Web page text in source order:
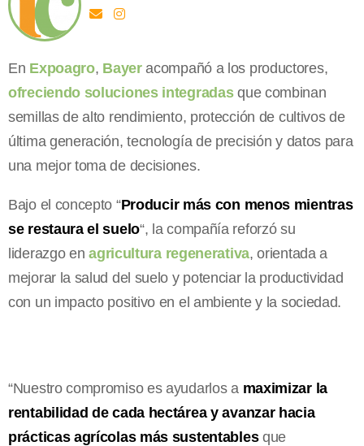
En Expoagro, Bayeracompañó a los productores,
ofreciendo soluciones integradasque combinan
semillas de alto rendimiento, protección de cultivos de
última generación, tecnología de precisión y datos para
una mejor toma de decisiones.
Bajo el concepto “Producir más con menos mientras
se restaura el suelo“, la compañía reforzó su
liderazgo enagricultura regenerativa, orientada a
mejorar la salud del suelo y potenciar la productividad
con un impacto positivo en el ambiente y la sociedad.
“Nuestro compromiso es ayudarlos a maximizar la
rentabilidad de cada hectárea y avanzar hacia
prácticas agrícolas más sustentablesque